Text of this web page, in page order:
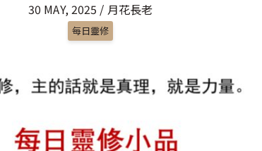
30 MAY, 2025 / 月花長老
每日靈修